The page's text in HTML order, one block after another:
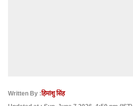
Written By :हिमांशु सिंह